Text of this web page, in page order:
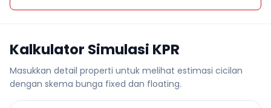
Kalkulator Simulasi KPR
Masukkan detail properti untuk melihat estimasi cicilan
dengan skema bunga fixed dan floating.